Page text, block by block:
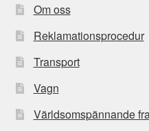
Om oss
Reklamationsprocedur
Transport
Vagn
Världsomspännande